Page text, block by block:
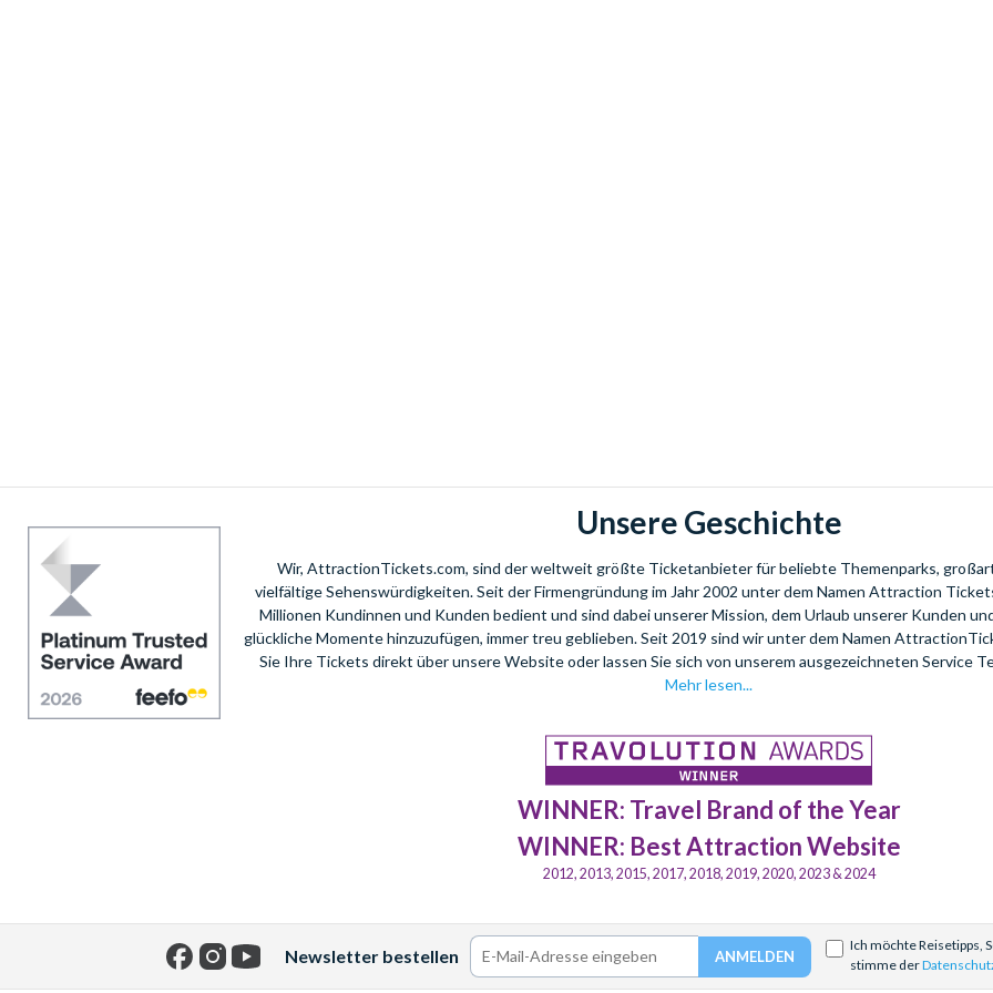
Unsere Geschichte
Wir, AttractionTickets.com, sind der weltweit größte Ticketanbieter für beliebte Themenparks,
vielfältige Sehenswürdigkeiten. Seit der Firmengründung im Jahr 2002 unter dem Namen Attraction
Millionen Kundinnen und Kunden bedient und sind dabei unserer Mission, dem Urlaub unserer Kunden
glückliche Momente hinzuzufügen, immer treu geblieben. Seit 2019 sind wir unter dem Namen
Sie Ihre Tickets direkt über unsere Website oder lassen Sie sich von unserem ausgezeichneten Service
Mehr lesen...
WINNER: Travel Brand of the Year
WINNER: Best Attraction Website
2012, 2013, 2015, 2017, 2018, 2019, 2020, 2023 & 2024
Newsletter bestellen
Ich möchte Reisetipps,
stimme der